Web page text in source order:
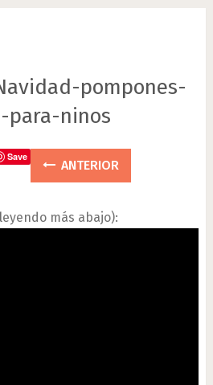
pompones-
para-ninos
Save
ANTERIOR
más abajo):